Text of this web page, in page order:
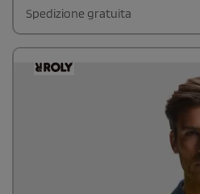
Spedizione gratuita